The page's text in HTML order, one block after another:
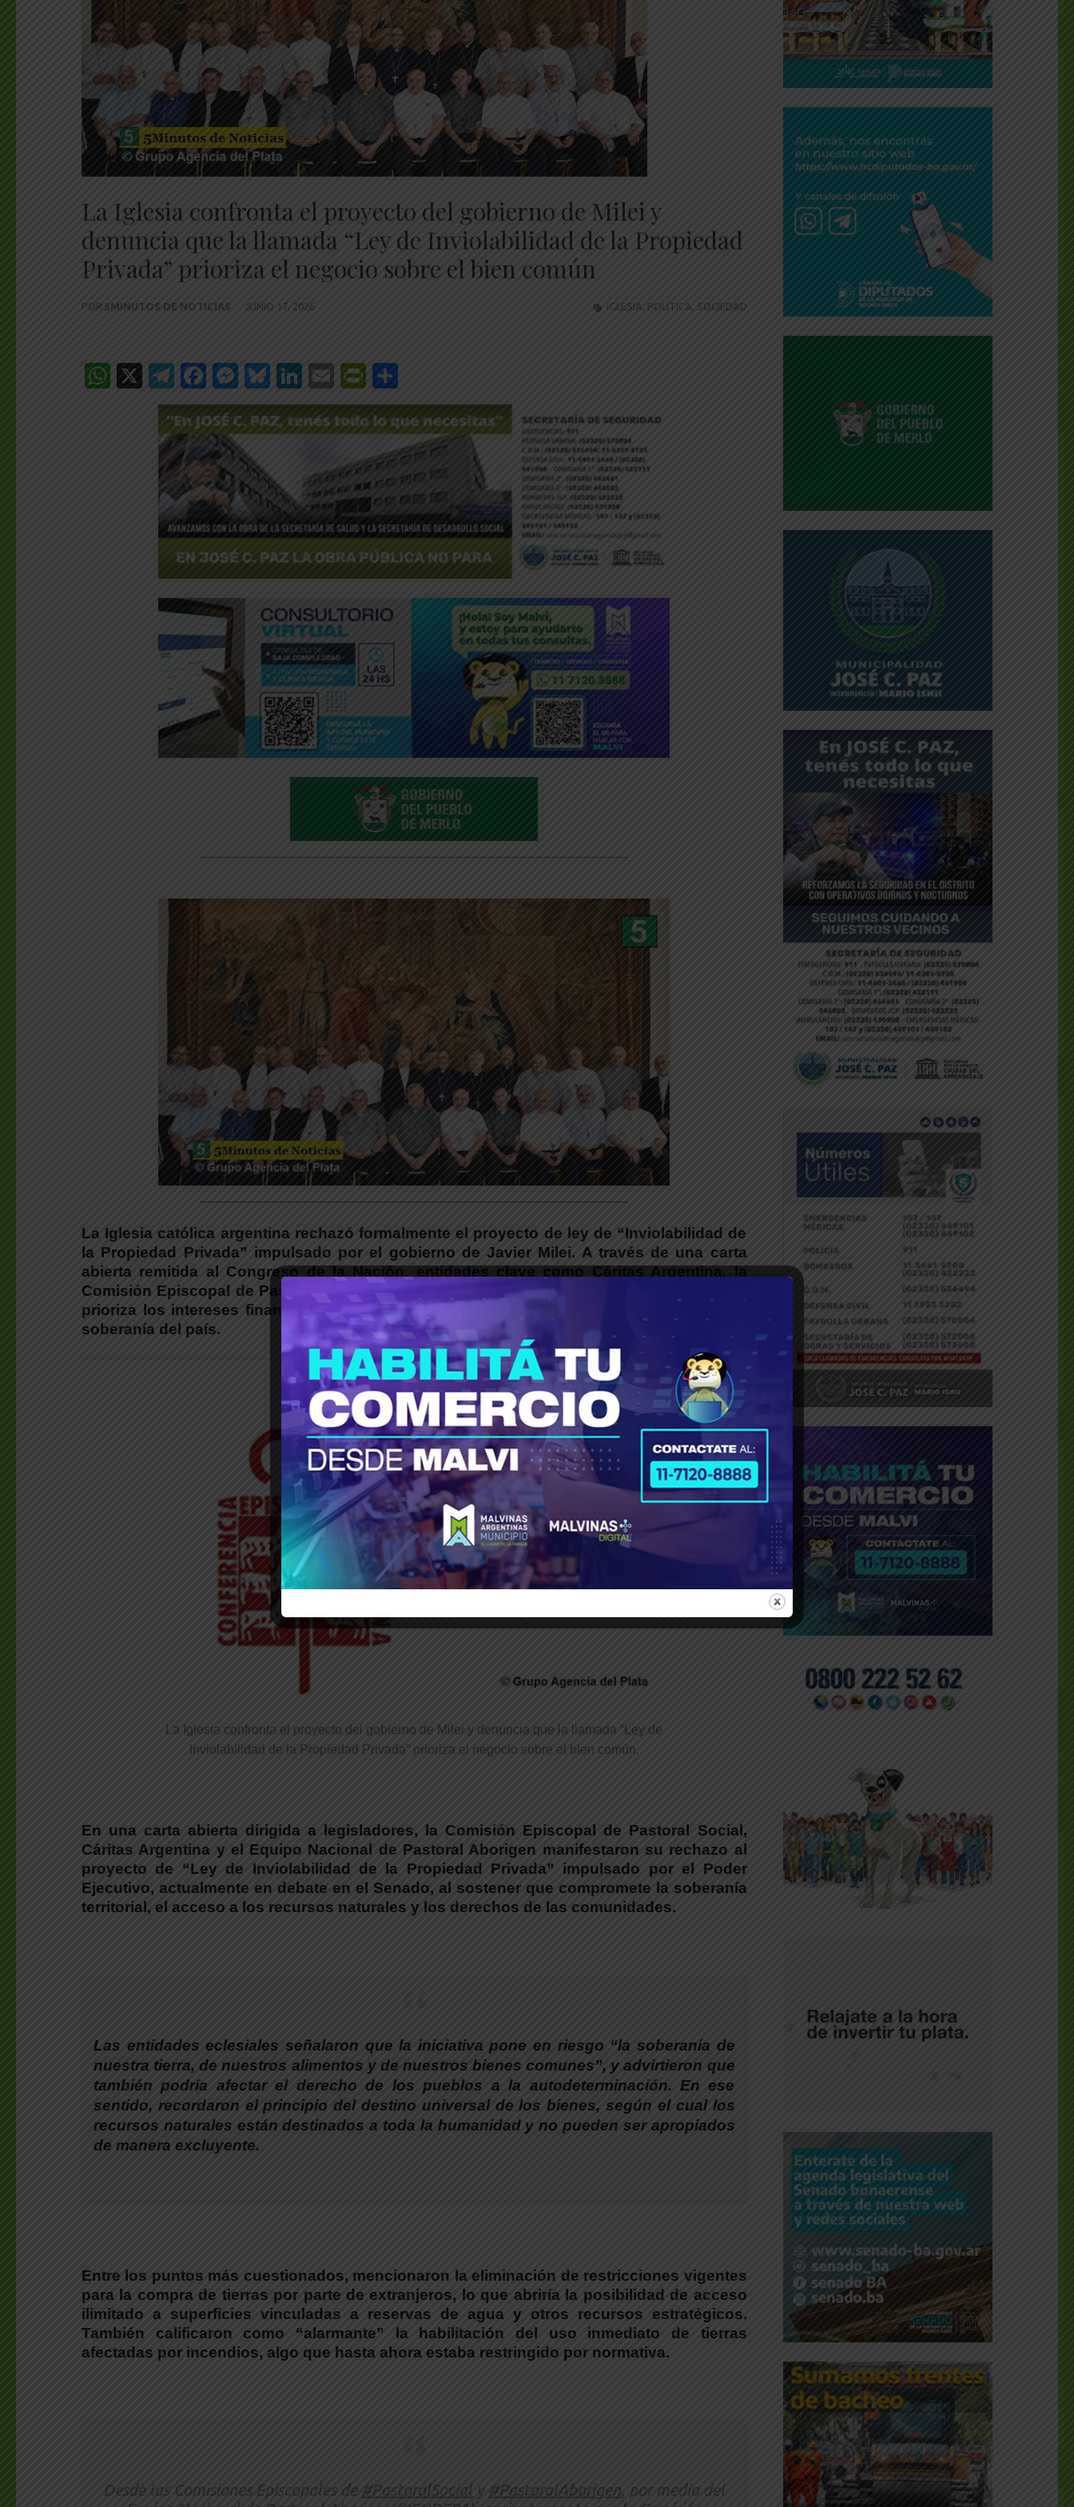
La Iglesia confronta el proyecto del gobierno de Milei y
denuncia que la llamada “Ley de Inviolabilidad de la Propiedad
Privada” prioriza el negocio sobre el bien común
POR 5MINUTOS DE NOTICIAS JUNIO 17, 2026 IGLESIA POLÍTICA , SOCIEDAD
WhatsApp
X Telegram
Facebook
Messenger
Bluesky
LinkedIn
EmailPrintFriendly
La Iglesia católica argentina rechazó formalmente el proyecto de ley de “Inviolabilidad de
la Propiedad Privada” impulsado por el gobierno de Javier Milei. A través de una carta
abierta remitida al Congreso de la Nación, entidades clave como Cáritas Argentina, la
Comisión Episcopal de Pastoral Social y la Pastoral Aborigen advirtieron que la iniciativa
prioriza los intereses financieros corporativos por encima de los derechos sociales y la
soberanía del país.
La Iglesia confronta el proyecto del gobierno de Milei y denuncia que la llamada “Ley de
Inviolabilidad de la Propiedad Privada” prioriza el negocio sobre el bien común.
En una carta abierta dirigida a legisladores, la Comisión Episcopal de Pastoral Social,
Cáritas Argentina y el Equipo Nacional de Pastoral Aborigen manifestaron su rechazo al
proyecto de “Ley de Inviolabilidad de la Propiedad Privada” impulsado por el Poder
Ejecutivo, actualmente en debate en el Senado, al sostener que compromete la soberanía
territorial, el acceso a los recursos naturales y los derechos de las comunidades.
Las entidades eclesiales señalaron quela iniciativa pone en riesgo “la soberanía de
nuestra tierra, de nuestros alimentos y de nuestros bienes comunes”, y advirtieron que
también podría afectar el derecho de los pueblos a la autodeterminación. En ese
sentido, recordaron el principio del destino universal de los bienes, según el cual los
recursos naturales están destinados a toda la humanidad y no pueden ser apropiados
de manera excluyente.
Entre los puntos más cuestionados, mencionaron la eliminación de restricciones vigentes
para la compra de tierras por parte de extranjeros, lo que abriría la posibilidad de acceso
ilimitado a superficies vinculadas a reservas de agua y otros recursos estratégicos.
También calificaron como “alarmante” la habilitación del uso inmediato de tierras
afectadas por incendios, algo que hasta ahora estaba restringido por normativa.
Desde las Comisiones Episcopales de #PastoralSocialy #PastoralAborigen, por medio del